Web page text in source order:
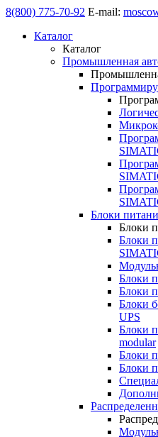
8(800) 775-70-92 E-mail:
Каталог
Каталог
Промышленная
Блоки
Блоки
Блоки
Блоки
Блоки
Блоки
UPS
Блоки
modular
Блоки
Блоки